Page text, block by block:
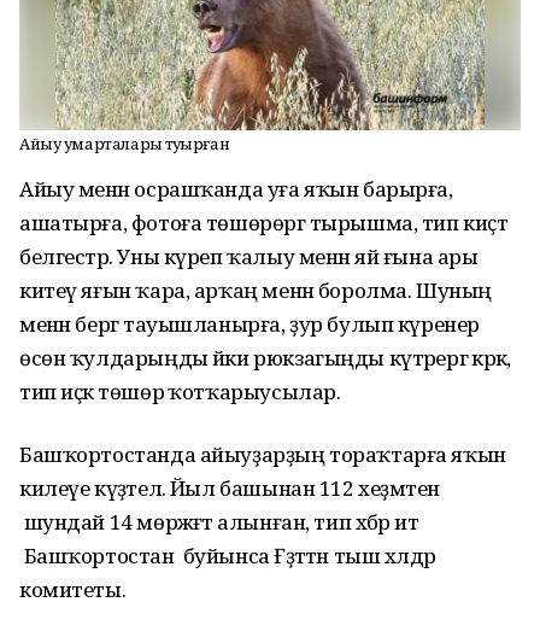
Айыу умарталарҙы туҙҙырған
Айыу менән осрашҡанда уға яҡын барырға,
ашатырға, фотоға төшөрөргә тырышма, тип киҫәтә
белгестәр. Уны күреп ҡалыу менән яй ғына ары
китеү яғын ҡара, арҡаң менән боролма. Шуның
менән бергә тауышланырға, ҙур булып күренер
өсөн ҡулдарыңды йәки рюкзагыңды күтәрергә кәрәк,
тип иҫкә төшөрә ҡотҡарыусылар.
Башҡортостанда айыуҙарҙың тораҡтарға яҡын
килеүе күҙәтелә. Йыл башынан 112 хеҙмәтенә
шундай 14 мөрәжәғәт алынған, тип хәбәр итә
Башҡортостан буйынса Ғәҙәттән тыш хәлдәр
комитеты.